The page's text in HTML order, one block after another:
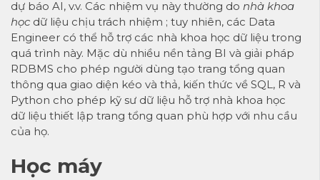
dự báo AI, v.v. Các nhiệm vụ này thường do nhà khoa
học dữ liệu chịu trách nhiệm ; tuy nhiên, các Data
Engineer có thể hỗ trợ các nhà khoa học dữ liệu trong
quá trình này. Mặc dù nhiều nền tảng BI và giải pháp
RDBMS cho phép người dùng tạo trang tổng quan
thông qua giao diện kéo và thả, kiến ​​thức về SQL, R và
Python cho phép kỹ sư dữ liệu hỗ trợ nhà khoa học
dữ liệu thiết lập trang tổng quan phù hợp với nhu cầu
của họ.
Học máy